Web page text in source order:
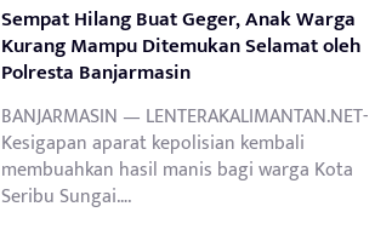
Sempat Hilang Buat Geger, Anak Warga
Kurang Mampu Ditemukan Selamat oleh
Polresta Banjarmasin
BANJARMASIN — LENTERAKALIMANTAN.NET-
Kesigapan aparat kepolisian kembali
membuahkan hasil manis bagi warga Kota
Seribu Sungai….